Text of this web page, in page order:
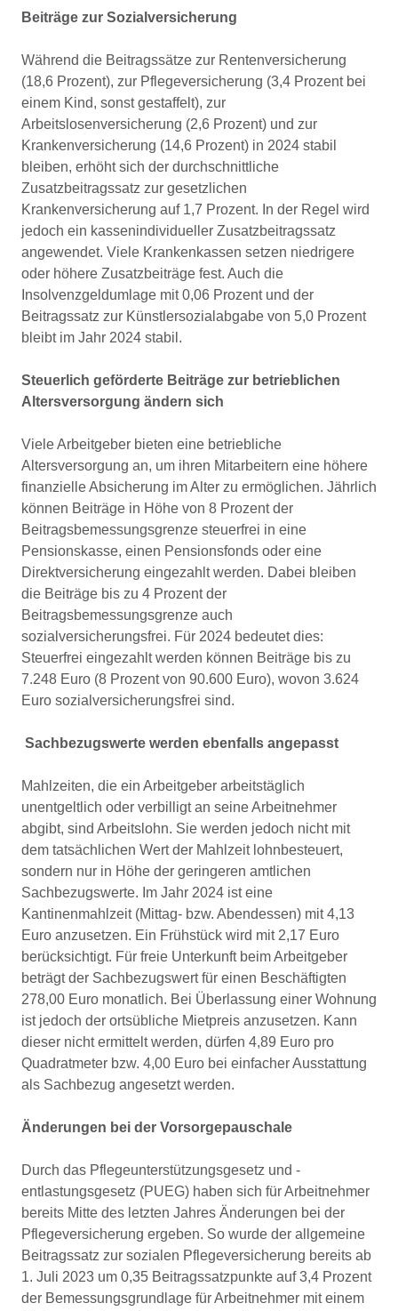
Beiträge zur Sozialversicherung
Während die Beitragssätze zur Rentenversicherung
(18,6 Prozent), zur Pflegeversicherung (3,4 Prozent bei
einem Kind, sonst gestaffelt), zur
Arbeitslosenversicherung (2,6 Prozent) und zur
Krankenversicherung (14,6 Prozent) in 2024 stabil
bleiben, erhöht sich der durchschnittliche
Zusatzbeitragssatz zur gesetzlichen
Krankenversicherung auf 1,7 Prozent. In der Regel wird
jedoch ein kassenindividueller Zusatzbeitragssatz
angewendet. Viele Krankenkassen setzen niedrigere
oder höhere Zusatzbeiträge fest. Auch die
Insolvenzgeldumlage mit 0,06 Prozent und der
Beitragssatz zur Künstlersozialabgabe von 5,0 Prozent
bleibt im Jahr 2024 stabil.
Steuerlich geförderte Beiträge zur betrieblichen
Altersversorgung ändern sich
Viele Arbeitgeber bieten eine betriebliche
Altersversorgung an, um ihren Mitarbeitern eine höhere
finanzielle Absicherung im Alter zu ermöglichen. Jährlich
können Beiträge in Höhe von 8 Prozent der
Beitragsbemessungsgrenze steuerfrei in eine
Pensionskasse, einen Pensionsfonds oder eine
Direktversicherung eingezahlt werden. Dabei bleiben
die Beiträge bis zu 4 Prozent der
Beitragsbemessungsgrenze auch
sozialversicherungsfrei. Für 2024 bedeutet dies:
Steuerfrei eingezahlt werden können Beiträge bis zu
7.248 Euro (8 Prozent von 90.600 Euro), wovon 3.624
Euro sozialversicherungsfrei sind.
Sachbezugswerte werden ebenfalls angepasst
Mahlzeiten, die ein Arbeitgeber arbeitstäglich
unentgeltlich oder verbilligt an seine Arbeitnehmer
abgibt, sind Arbeitslohn. Sie werden jedoch nicht mit
dem tatsächlichen Wert der Mahlzeit lohnbesteuert,
sondern nur in Höhe der geringeren amtlichen
Sachbezugswerte. Im Jahr 2024 ist eine
Kantinenmahlzeit (Mittag- bzw. Abendessen) mit 4,13
Euro anzusetzen. Ein Frühstück wird mit 2,17 Euro
berücksichtigt. Für freie Unterkunft beim Arbeitgeber
beträgt der Sachbezugswert für einen Beschäftigten
278,00 Euro monatlich. Bei Überlassung einer Wohnung
ist jedoch der ortsübliche Mietpreis anzusetzen. Kann
dieser nicht ermittelt werden, dürfen 4,89 Euro pro
Quadratmeter bzw. 4,00 Euro bei einfacher Ausstattung
als Sachbezug angesetzt werden.
Änderungen bei der Vorsorgepauschale
Durch das Pflegeunterstützungsgesetz und -
entlastungsgesetz (PUEG) haben sich für Arbeitnehmer
bereits Mitte des letzten Jahres Änderungen bei der
Pflegeversicherung ergeben. So wurde der allgemeine
Beitragssatz zur sozialen Pflegeversicherung bereits ab
1. Juli 2023 um 0,35 Beitragssatzpunkte auf 3,4 Prozent
der Bemessungsgrundlage für Arbeitnehmer mit einem